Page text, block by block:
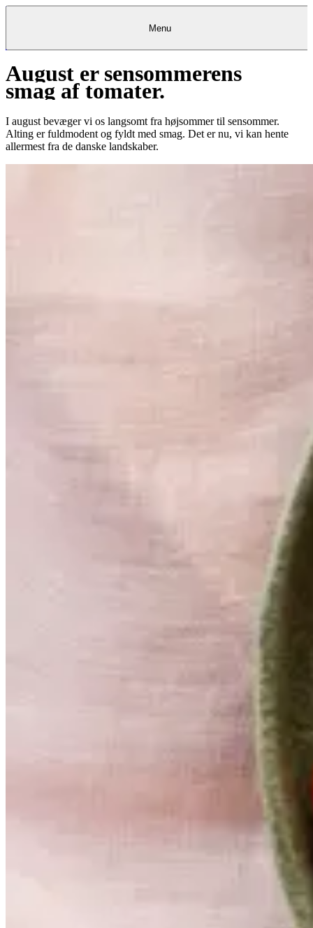
Kantine Kantine
Frokostordning
FrokostordningFrokostordning
CateringCatering&&Events Events
& Teambuilding
OpskrifterOpskrifterOpskrifter
Restauranter
Bagerier
Foodservice FoodserviceFoodservice
ProjekterProjekter&&rådgivningrådgivning Projekter &
rådgivning
EventkalenderEventkalender Eventkalender
Køb Køb
KundeserviceKundeserviceKundeservice
Menu
August er sensommerens
smag af tomater.
I august bevæger vi os langsomt fra højsommer til sensommer.
Alting er fuldmodent og fyldt med smag. Det er nu, vi kan hente
allermest fra de danske landskaber.